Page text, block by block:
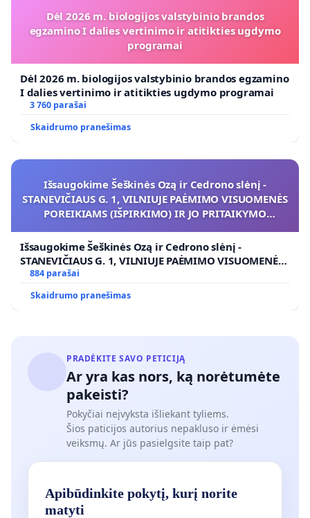
Dėl 2026 m. biologijos valstybinio brandos
egzamino I dalies vertinimo ir atitikties ugdymo
programai
Dėl 2026 m. biologijos valstybinio brandos egzamino
I dalies vertinimo ir atitikties ugdymo programai
3 760 parašai
Skaidrumo pranešimas
Išsaugokime Šeškinės Ozą ir Cedrono slėnį -
STANEVIČIAUS G. 1, VILNIUJE PAĖMIMO VISUOMENĖS
POREIKIAMS (IŠPIRKIMO) IR JO PRITAIKYMO
Išsaugokime Šeškinės Ozą ir Cedrono slėnį -
STANEVIČIAUS G. 1, VILNIUJE PAĖMIMO VISUOMENĖS
POREIKIAMS (IŠPIRKIMO) IR JO PRITAIKYMO VIEŠAJAI
884 parašai
Skaidrumo pranešimas
PRADĖKITE SAVO PETICIJĄ
Ar yra kas nors, ką norėtumėte
pakeisti?
Pokyčiai neįvyksta išliekant tyliems.
Šios paticijos autorius nepakluso ir ėmėsi
veiksmų. Ar jūs pasielgsite taip pat?
Apibūdinkite pokytį, kurį norite
matyti